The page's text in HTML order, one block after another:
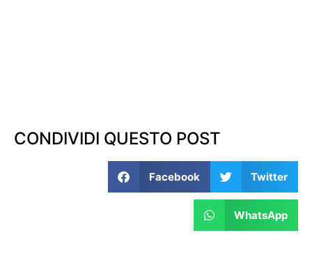
CONDIVIDI QUESTO POST
Facebook Twitter
WhatsApp